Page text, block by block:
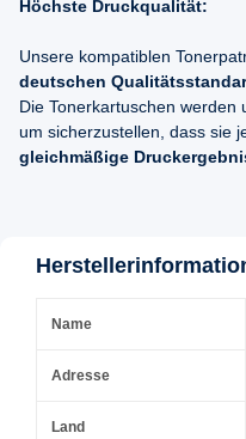
Höchste Druckqualität:
Unsere kompatiblen
deutschen
Die Tonerkartuschen werden
um sicherzustellen, dass sie
gleichmäßige
Name
Adresse
Land